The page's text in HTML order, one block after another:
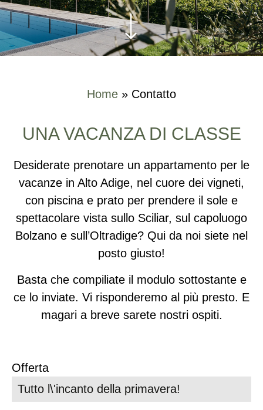
Home » Contatto
UNA VACANZA DI CLASSE
Desiderate prenotare un appartamento per le
vacanze in Alto Adige, nel cuore dei vigneti,
con piscina e prato per prendere il sole e
spettacolare vista sullo Sciliar, sul capoluogo
Bolzano e sull’Oltradige? Qui da noi siete nel
posto giusto!
Basta che compiliate il modulo sottostante e
ce lo inviate. Vi risponderemo al più presto. E
magari a breve sarete nostri ospiti.
Offerta